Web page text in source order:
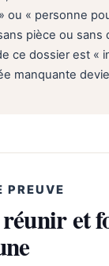
ou « personne
pièce ou sans
ce dossier est «
manquante
PREUVE
réunir et